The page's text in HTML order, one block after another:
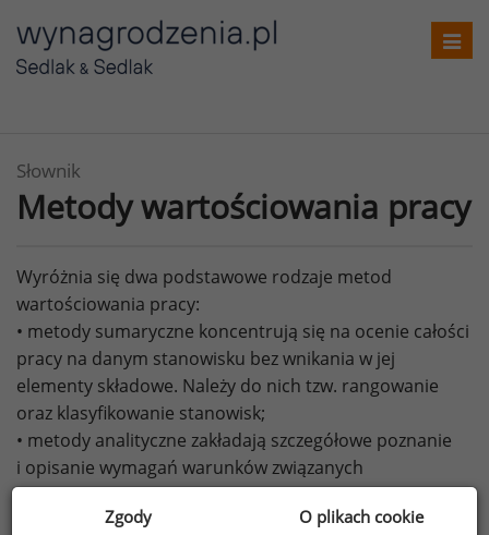
Słownik
Metody wartościowania pracy
Wyróżnia się dwa podstawowe rodzaje metod
wartościowania pracy:
• metody sumaryczne koncentrują się na ocenie całości
pracy na danym stanowisku bez wnikania w jej
elementy składowe. Należy do nich tzw. rangowanie
oraz klasyfikowanie stanowisk;
• metody analityczne zakładają szczegółowe poznanie
i opisanie wymagań warunków związanych
z wykonywaniem poszczególnych prac, a następnie
ich punktowe wartościowanie ze względu na cały szereg
Zgody O plikach cookie